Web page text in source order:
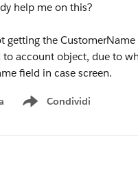
help me on this?
the
account object, due to
field in case screen.
Condividi
Show menu